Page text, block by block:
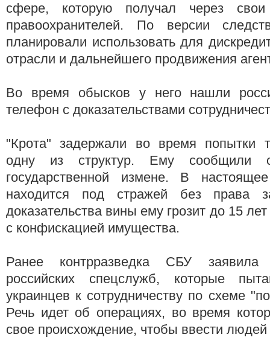
сфере, которую получал через свои
правоохранителей. По версии
планировали использовать для
отрасли и дальнейшего продвижения
Во время обысков у него нашли
телефон с доказательствами
"Крота" задержали во время попытки
одну из структур. Ему сообщили
государственной измене. В
находится под стражей без права
доказательства вины ему грозит до 15
с конфискацией имущества.
Ранее контрразведка СБУ заявила
российских спецслужб, которые
украинцев к сотрудничеству по схеме
Речь идет об операциях, во время
свое происхождение, чтобы ввести